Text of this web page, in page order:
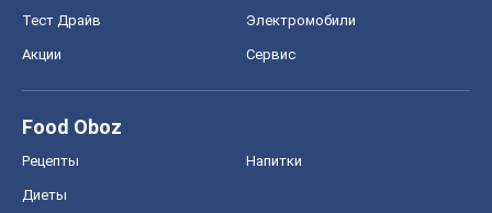
Тест Драйв Электромобили
Акции Сервис
Food Oboz
Рецепты Напитки
Диеты